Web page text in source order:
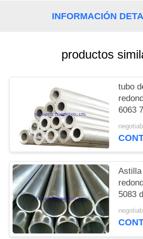
NOTICIAS
CASOS
MAPA
DEL
SITIO
PRIVACY
POLICY
INFORMACIÓN
productos
tubo
6063
5083
del